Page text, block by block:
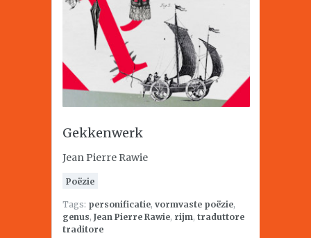
Gekkenwerk
Jean Pierre Rawie
Poëzie
Tags: personificatie, vormvaste poëzie,
genus, Jean Pierre Rawie, rijm, traduttore
traditore